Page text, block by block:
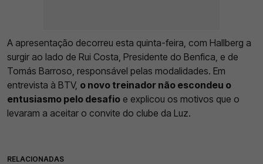
A apresentação decorreu esta quinta-feira, com Hallberg a
surgir ao lado de Rui Costa, Presidente do Benfica, e de
Tomás Barroso, responsável pelas modalidades. Em
entrevista à BTV, o novo treinador não escondeu o
entusiasmo pelo desafio e explicou os motivos que o
levaram a aceitar o convite do clube da Luz.
RELACIONADAS